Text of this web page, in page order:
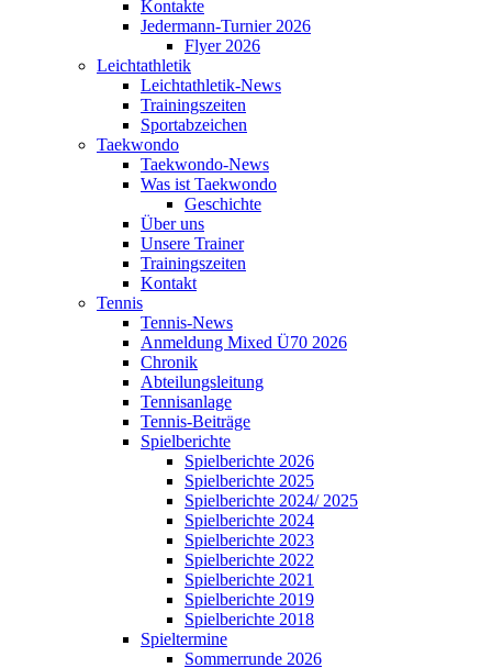
Kontakte
Jedermann-Turnier 2026
Flyer 2026
Leichtathletik
Leichtathletik-News
Trainingszeiten
Sportabzeichen
Taekwondo
Taekwondo-News
Was ist Taekwondo
Geschichte
Über uns
Unsere Trainer
Trainingszeiten
Kontakt
Tennis
Tennis-News
Anmeldung Mixed Ü70 2026
Chronik
Abteilungsleitung
Tennisanlage
Tennis-Beiträge
Spielberichte
Spielberichte 2026
Spielberichte 2025
Spielberichte 2024/ 2025
Spielberichte 2024
Spielberichte 2023
Spielberichte 2022
Spielberichte 2021
Spielberichte 2019
Spielberichte 2018
Spieltermine
Sommerrunde 2026